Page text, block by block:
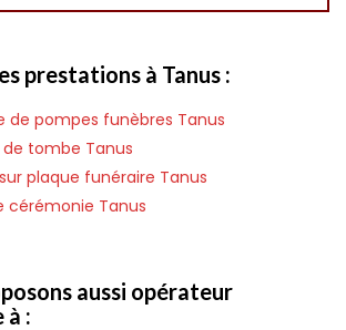
prestations à Tanus :
de pompes funèbres Tanus
tombe Tanus
plaque funéraire Tanus
cérémonie Tanus
aussi opérateur
à :